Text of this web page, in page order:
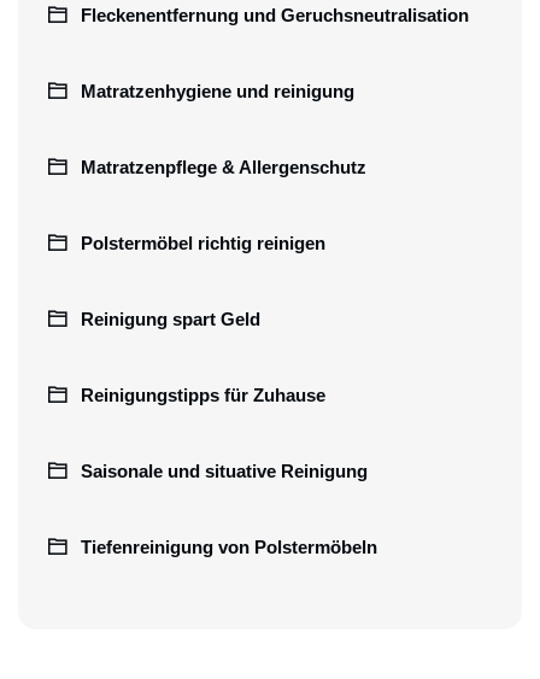
Fleckenentfernung und Geruchsneutralisation
Matratzenhygiene und reinigung
Matratzenpflege & Allergenschutz
Polstermöbel richtig reinigen
Reinigung spart Geld
Reinigungstipps für Zuhause
Saisonale und situative Reinigung
Tiefenreinigung von Polstermöbeln